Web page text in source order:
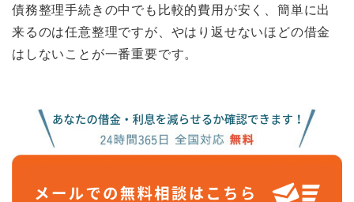
債務整理手続きの中でも比較的費用が安く、簡単に出
来るのは任意整理ですが、やはり返せないほどの借金
はしないことが一番重要です。